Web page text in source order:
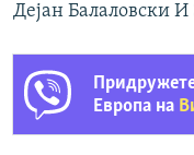
Дејан Балаловски
Европа на